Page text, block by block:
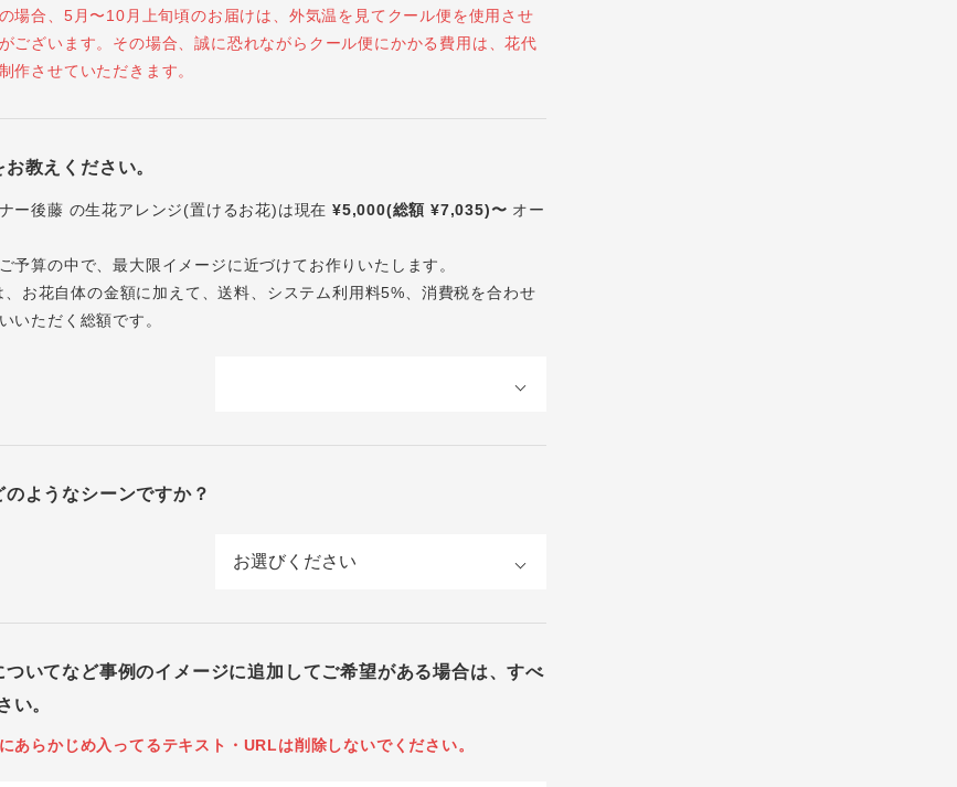
場合、5月〜10月上旬頃のお届けは、外気温を見てクール便を使用させ
ございます。その場合、誠に恐れながらクール便にかかる費用は、花代
作させていただきます。
お教えください。
ー後藤 の生花アレンジ(置けるお花)は現在 ¥5,000(総額 ¥7,035)〜 オー
予算の中で、最大限イメージに近づけてお作りいたします。
お花自体の金額に加えて、送料、システム利用料5%、消費税を合わせ
いただく総額です。
のようなシーンですか？
ついてなど事例のイメージに追加してご希望がある場合は、すべ
い。
あらかじめ入ってるテキスト・URLは削除しないでください。